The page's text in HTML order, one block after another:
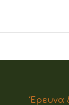
Έρευνα